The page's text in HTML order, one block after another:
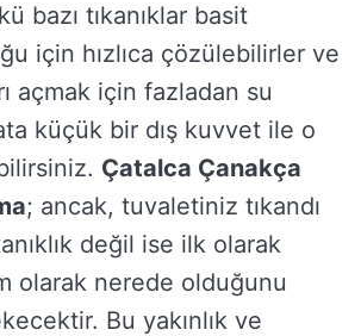
bazı tıkanıklar basit
için hızlıca çözülebilirler ve
açmak için fazladan su
küçük bir dış kuvvet ile o
Çatalca Çanakça
; ancak, tuvaletiniz tıkandı
değil ise ilk olarak
olarak nerede olduğunu
Bu yakınlık ve